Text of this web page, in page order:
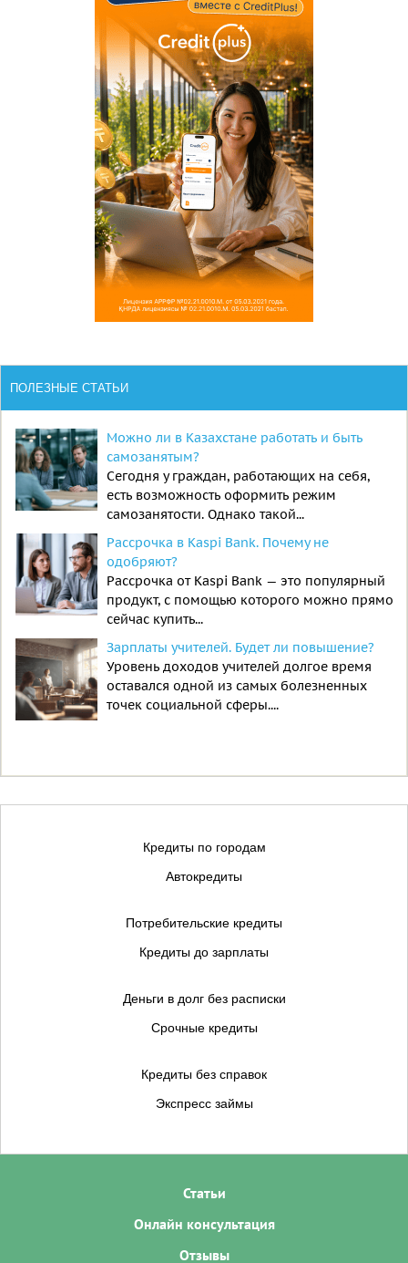
ПОЛЕЗНЫЕ СТАТЬИ
Можно ли в Казахстане работать и быть
самозанятым?
Сегодня у граждан, работающих на себя,
есть возможность оформить режим
самозанятости. Однако такой...
Рассрочка в Kaspi Bank. Почему не
одобряют?
Рассрочка от Kaspi Bank — это популярный
продукт, с помощью которого можно прямо
сейчас купить...
Зарплаты учителей. Будет ли повышение?
Уровень доходов учителей долгое время
оставался одной из самых болезненных
точек социальной сферы....
Кредиты по городам
Автокредиты
Потребительские кредиты
Кредиты до зарплаты
Деньги в долг без расписки
Срочные кредиты
Кредиты без справок
Экспресс займы
Статьи
Онлайн консультация
Отзывы